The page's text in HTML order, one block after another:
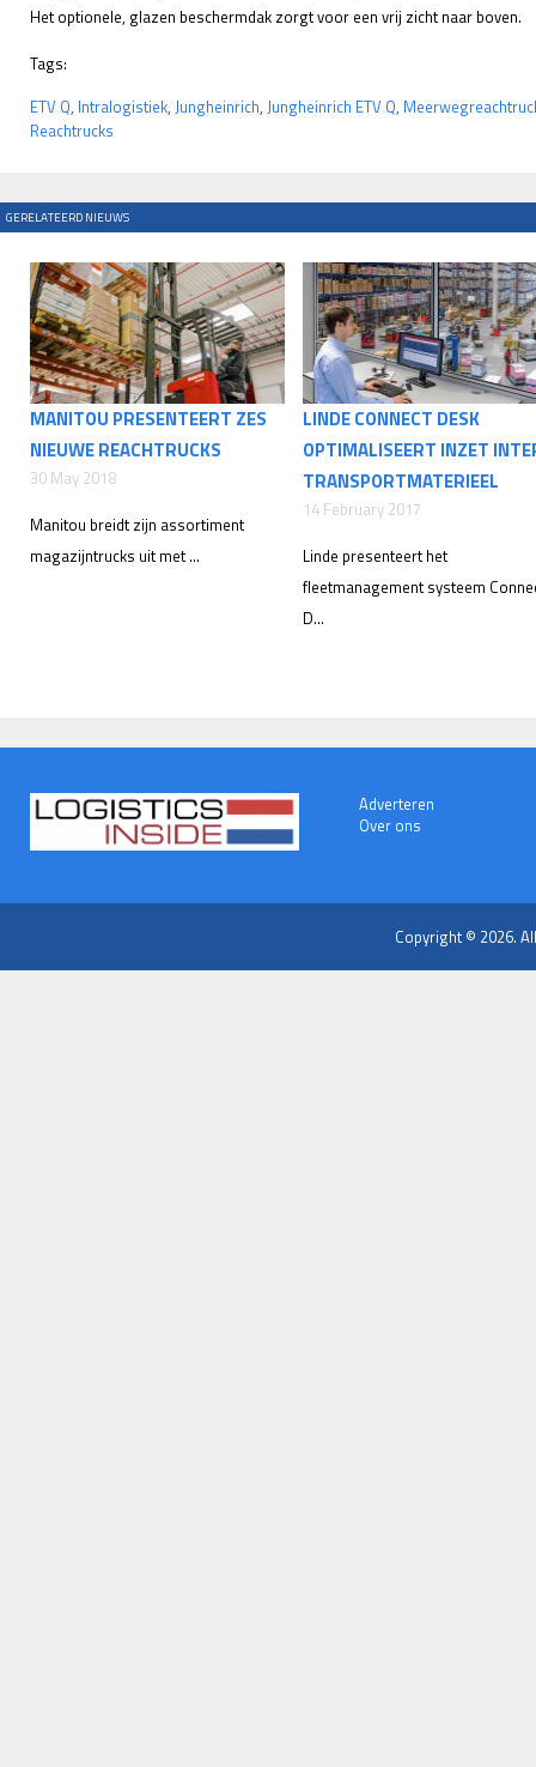
Het optionele, glazen beschermdak zorgt voor een vrij zicht naar boven.
Tags:
ETV Q, Intralogistiek, Jungheinrich, Jungheinrich ETV Q,
Reachtrucks
GERELATEERD NIEUWS
MANITOU PRESENTEERT ZES
NIEUWE REACHTRUCKS
30 May 2018
Manitou breidt zijn assortiment
magazijntrucks uit met ...
LINDE CONNECT DESK
OPTIMALISEERT INZET
TRANSPORTMATERIEEL
14 February 2017
Linde presenteert het
fleetmanagement systeem
D...
Adverteren
Over ons
Copyright © 2026.